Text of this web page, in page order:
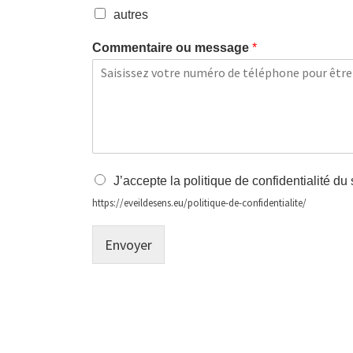
autres
Commentaire ou message *
J’accepte la politique de confidentialité du
https://eveildesens.eu/politique-de-confidentialite/
Envoyer